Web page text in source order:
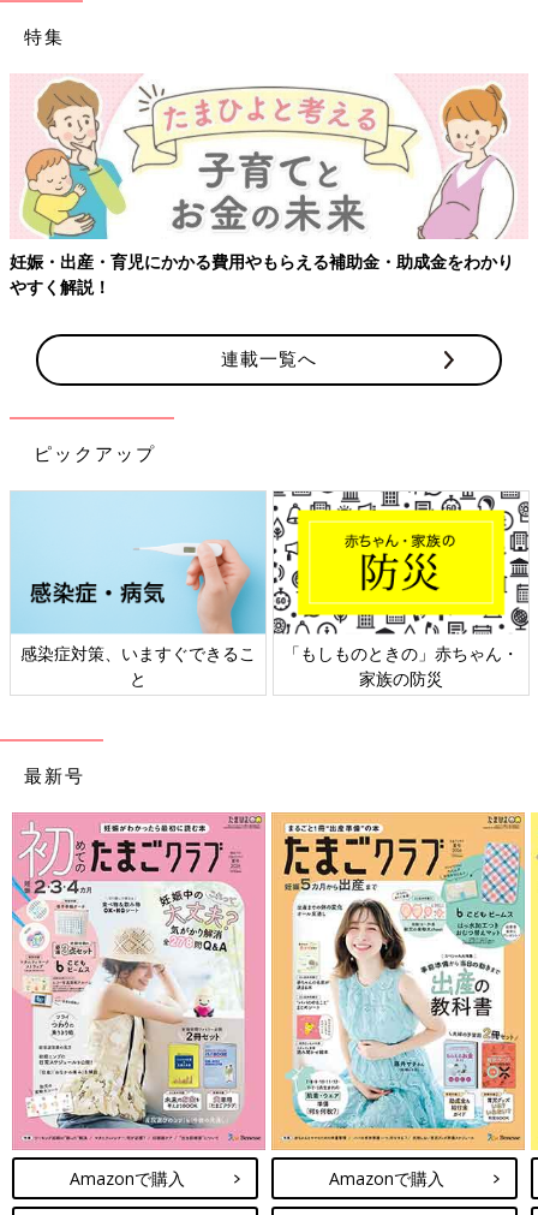
特集
わかり 【ワクチン接種できるものも】妊婦の感染症対策、知っ
連載一覧へ
ピックアップ
ちゃん・
日本外来小児科学会リーフレッ
六星占術 細木かおり
最新号
Amazonで購入 Amazonで購入